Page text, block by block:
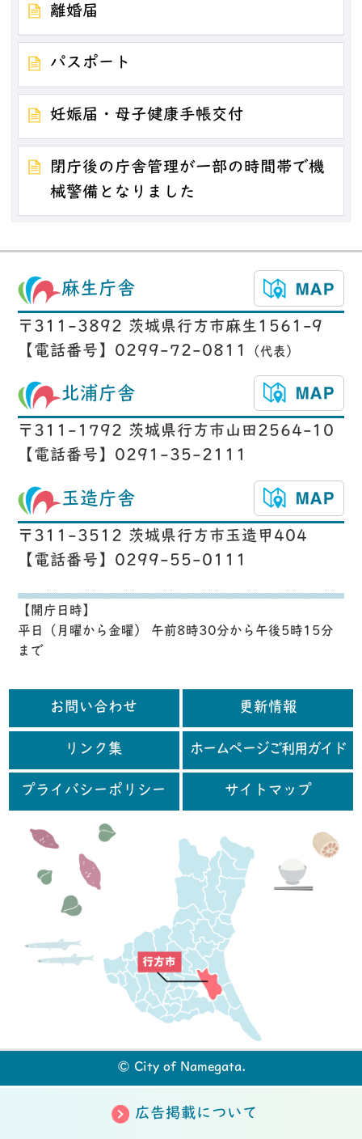
離婚届
パスポート
妊娠届・母子健康手帳交付
閉庁後の庁舎管理が一部の時間帯で機
械警備となりました
麻生庁舎
〒311-3892 茨城県行方市麻生1561-9
【電話番号】0299-72-0811
（代表）
北浦庁舎
〒311-1792 茨城県行方市山田2564-10
【電話番号】0291-35-2111
玉造庁舎
〒311-3512 茨城県行方市玉造甲404
【電話番号】0299-55-0111
【開庁日時】
平日（月曜から金曜） 午前8時30分から午後5時15分
まで
お問い合わせ 更新情報
リンク集 ホームページご利用ガイド
プライバシーポリシー サイトマップ
© City of Namegata.
広告掲載について